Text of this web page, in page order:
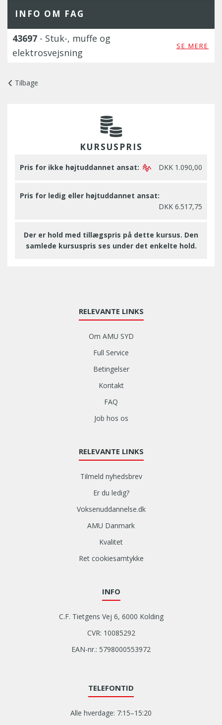
INFO OM FAG
43697 - Stuk-, muffe og
elektrosvejsning
SE MERE
Tilbage
KURSUSPRIS
Pris for ikke højtuddannet ansat: DKK 1.090,00
Pris for ledig eller højtuddannet ansat:
DKK 6.517,75
Der er hold med tillægspris på dette kursus. Den
samlede kursuspris ses under det enkelte hold.
RELEVANTE LINKS
Om AMU SYD
Full Service
Betingelser
Kontakt
FAQ
Job hos os
RELEVANTE LINKS
Tilmeld nyhedsbrev
Er du ledig?
Voksenuddannelse.dk
AMU Danmark
Kvalitet
Ret cookiesamtykke
INFO
C.F. Tietgens Vej 6, 6000 Kolding
CVR: 10085292
EAN-nr.: 5798000553972
TELEFONTID
Alle hverdage: 7:15–15:20